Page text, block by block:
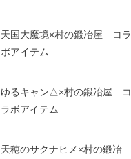
天国大魔境×村の鍛冶屋 コラ
ボアイテム
ゆるキャン△×村の鍛冶屋 コ
ラボアイテム
天穂のサクナヒメ×村の鍛冶